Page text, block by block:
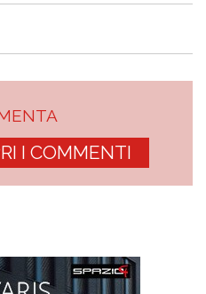
I COMMENTI